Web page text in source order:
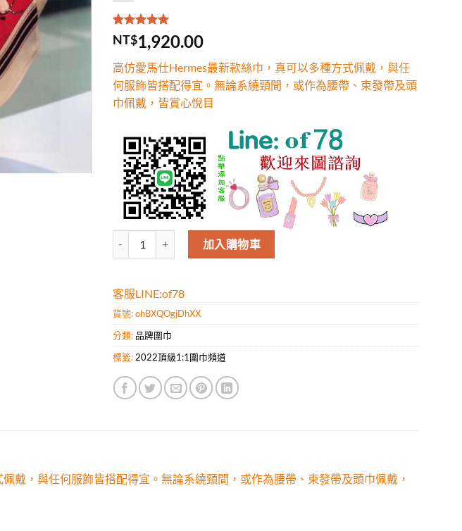
評分5.00/
5，已有
1
位
分
NT$1,920.00
高仿愛馬仕Hermes最新款絲巾，真可以多種方式佩戴，與任
何服飾皆搭配得宜。無論系繞頸間，或作為腰帶、束發帶及頭
巾佩戴，皆賞心悅目
高仿愛馬仕Hermes最新款絲巾，真可以多種方式佩戴，與任何服飾皆搭配得
加入購物車
客服LINE:of78
貨號:ohBXQOgjDhXX
分類: 品牌圍巾
標籤: 2022頂級1:1圍巾頻道
戴，與任何服飾皆搭配得宜。無論系繞頸間，或作為腰帶、束發帶及頭巾佩戴，